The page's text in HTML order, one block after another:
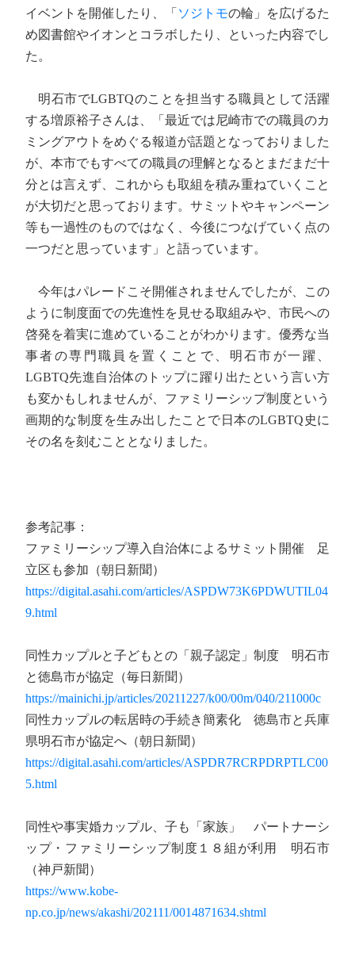
イベントを開催したり、「 ソジトモの輪」を広げるた
め図書館やイオンとコラボしたり、といった内容でし
た。
明石市でLGBTQのことを担当する職員として活躍
する増原裕子さんは、「最近では尼崎市での職員のカ
ミングアウトをめぐる報道が話題となっておりました
が、本市でもすべての職員の理解となるとまだまだ十
分とは言えず、これからも取組を積み重ねていくこと
が大切だと思っております。サミットやキャンペーン
等も一過性のものではなく、今後につなげていく点の
一つだと思っています」と語っています。
今年はパレードこそ開催されませんでしたが、この
ように制度面での先進性を見せる取組みや、市民への
啓発を着実に進めていることがわかります。優秀な当
事者の専門職員を置くことで、明石市が一躍、
LGBTQ先進自治体のトップに躍り出たという言い方
も変かもしれませんが、ファミリーシップ制度という
画期的な制度を生み出したことで日本のLGBTQ史に
その名を刻むこととなりました。
参考記事：
ファミリーシップ導入自治体によるサミット開催 足
立区も参加（朝日新聞）
https://digital.asahi.com/articles/ASPDW73K6PDWUTIL04
9.html
同性カップルと子どもとの「親子認定」制度 明石市
と徳島市が協定（毎日新聞）
https://mainichi.jp/articles/20211227/k00/00m/040/211000c
同性カップルの転居時の手続き簡素化 徳島市と兵庫
県明石市が協定へ（朝日新聞）
https://digital.asahi.com/articles/ASPDR7RCRPDRPTLC00
5.html
同性や事実婚カップル、子も「家族」 パートナーシ
ップ・ファミリーシップ制度１８組が利用 明石市
（神戸新聞）
https://www.kobe-
np.co.jp/news/akashi/202111/0014871634.shtml